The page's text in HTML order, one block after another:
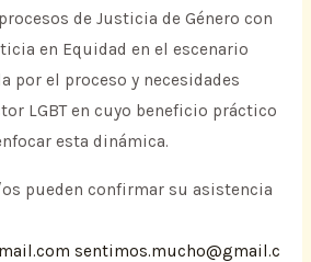
de Justicia de Género con
en Equidad en el escenario
por el proceso y necesidades
LGBT en cuyo beneficio práctico
esta dinámica.
pueden confirmar su asistencia
sentimos.mucho@gmail.c